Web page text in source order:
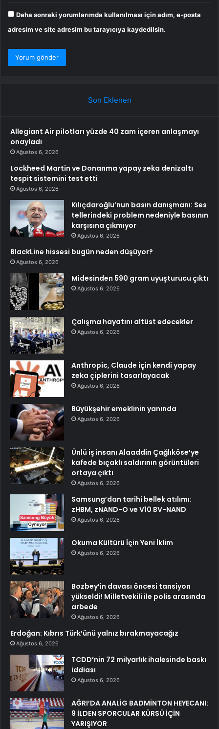
Daha sonraki yorumlarımda kullanılması için adım, e-posta
adresim ve site adresim bu tarayıcıya kaydedilsin.
Son Eklenen
Allegiant Air pilotları yüzde 40 zam içeren anlaşmayı
onayladı
Ağustos 6, 2026
Lockheed Martin ve Donanma yapay zeka denizaltı
tespit sistemini test etti
Ağustos 6, 2026
Kılıçdaroğlu’nun basın danışmanı: Ses
tellerindeki problem nedeniyle basının
karşısına çıkmıyor
Ağustos 6, 2026
BlackLine hissesi bugün neden düşüyor?
Ağustos 6, 2026
Midesinden 590 gram uyuşturucu çıktı
Ağustos 6, 2026
Çalışma hayatını altüst edecekler
Ağustos 6, 2026
Anthropic, Claude için kendi yapay
zeka çiplerini tasarlayacak
Ağustos 6, 2026
Büyükşehir emeklinin yanında
Ağustos 6, 2026
Ünlü iş insanı Alaaddin Çağlıköse’ye
kafede bıçaklı saldırının görüntüleri
ortaya çıktı
Ağustos 6, 2026
Samsung’dan tarihi bellek atılımı:
zHBM, zNAND-O ve V10 BV-NAND
Ağustos 6, 2026
Okuma Kültürü İçin Yeni İklim
Ağustos 6, 2026
Bozbey’in davası öncesi tansiyon
yükseldi! Milletvekili ile polis arasında
arbede
Ağustos 6, 2026
Erdoğan: Kıbrıs Türk’ünü yalnız bırakmayacağız
Ağustos 6, 2026
TCDD’nin 72 milyarlık ihalesinde baskı
iddiası
Ağustos 6, 2026
AĞRI’DA ANALİG BADMİNTON HEYECANI:
9 İLDEN SPORCULAR KÜRSÜ İÇİN
YARIŞIYOR